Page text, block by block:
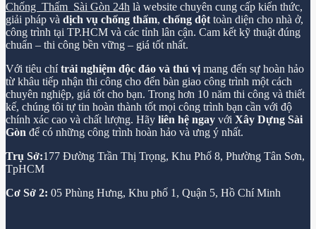
Chống Thấm Sài Gòn 24h là website chuyên cung cấp kiến thức,
giải pháp và dịch vụ chống thấm, chống dột toàn diện cho nhà ở,
công trình tại TP.HCM và các tỉnh lân cận. Cam kết kỹ thuật đúng
chuẩn – thi công bền vững – giá tốt nhất.
Với tiêu chítrải nghiệm độc đáo và thú vị mang đến sự hoàn hảo
từ khâu tiếp nhận thi công cho đến bàn giao công trình một cách
chuyên nghiệp, giá tốt cho bạn. Trong hơn 10 năm thi công và thiết
kế, chúng tôi tự tin hoàn thành tốt mọi công trình bạn cần với độ
chính xác cao và chất lượng. Hãy liên hệ ngay với Xây Dựng Sài
Gòn để có những công trình hoàn hảo và ưng ý nhất.
Trụ Sở:177 Đường Trần Thị Trọng, Khu Phố 8, Phường Tân Sơn,
TpHCM
Cơ Sở 2: 05 Phùng Hưng, Khu phố 1, Quận 5, Hồ Chí Minh